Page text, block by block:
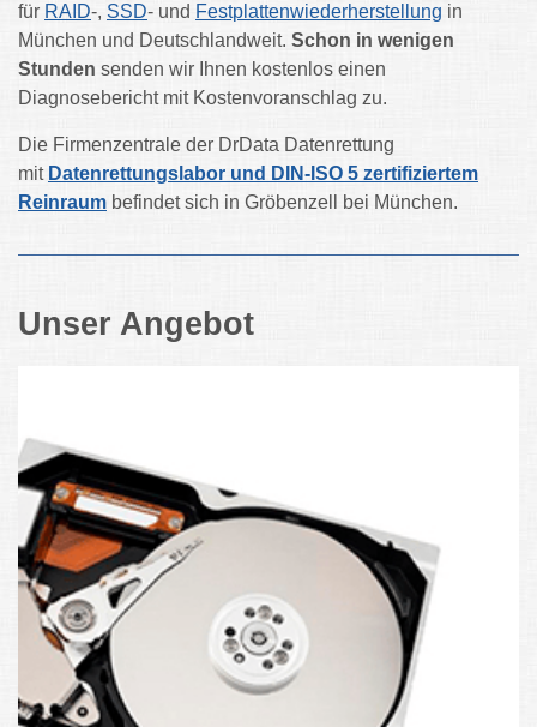
für RAID-, SSD- und Festplattenwiederherstellung in
München und Deutschlandweit. Schon in wenigen
Stunden senden wir Ihnen kostenlos einen
Diagnosebericht mit Kostenvoranschlag zu.
Die Firmenzentrale der DrData Datenrettung
mit Datenrettungslabor und DIN-ISO 5 zertifiziertem
Reinraum befindet sich in Gröbenzell bei München.
Unser Angebot